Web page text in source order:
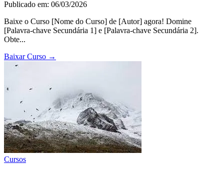
Publicado em: 06/03/2026
Baixe o Curso [Nome do Curso] de [Autor] agora! Domine
[Palavra-chave Secundária 1] e [Palavra-chave Secundária 2].
Obte...
Baixar Curso →
Cursos